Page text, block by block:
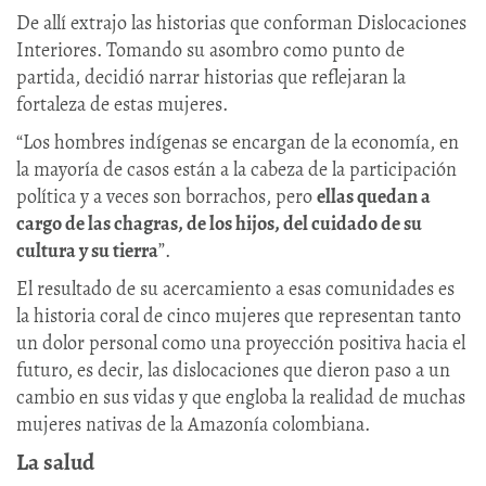
De allí extrajo las historias que conforman Dislocaciones
Interiores. Tomando su asombro como punto de
partida, decidió narrar historias que reflejaran la
fortaleza de estas mujeres.
“Los hombres indígenas se encargan de la economía, en
la mayoría de casos están a la cabeza de la participación
política y a veces son borrachos, peroellas quedan a
cargo de las chagras, de los hijos, del cuidado de su
cultura y su tierra”.
El resultado de su acercamiento a esas comunidades es
la historia coral de cinco mujeres que representan tanto
un dolor personal como una proyección positiva hacia el
futuro, es decir, las dislocaciones que dieron paso a un
cambio en sus vidas y que engloba la realidad de muchas
mujeres nativas de la Amazonía colombiana.
La salud